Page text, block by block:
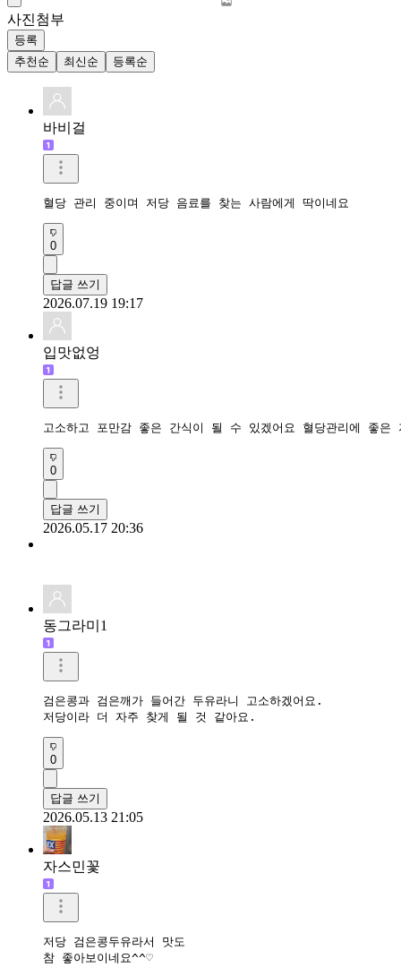
사진첨부
등록
추천순
최신순 등록순
바비걸
혈당 관리 중이며 저당 음료를 찾는 사람에게 딱이네요
0
답글 쓰기
2026.07.19 19:17
입맛없엉
고소하고 포만감 좋은 간식이 될 수 있겠어요 혈당관리에 좋은
0
답글 쓰기
2026.05.17 20:36
동그라미1
검은콩과 검은깨가 들어간 두유라니 고소하겠어요.
저당이라 더 자주 찾게 될 것 같아요.
0
답글 쓰기
2026.05.13 21:05
자스민꽃
저당 검은콩두유라서 맛도
참 좋아보이네요^^♡